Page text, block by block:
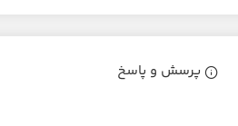
پرسش و پاسخ